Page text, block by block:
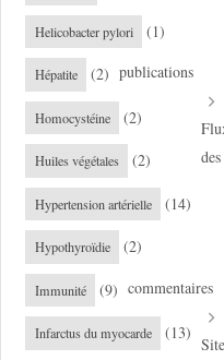
Helicobacter pylori (1)
Hépatite (2)
Homocystéine (2)
Huiles végétales (2)
Hypertension artérielle (14)
Hypothyroïdie (2)
Immunité (9)
Infarctus du myocarde (13)
publications
des
commentaires
Site